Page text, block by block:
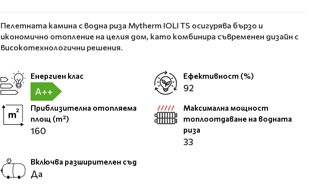
Пелетната камина с водна риза Mytherm IOLI TS осигурява бързо и
икономично отопление на целия дом, като комбинира съвременен дизайн с
високотехнологични решения.
Енергиен клас
A++
Ефективност (%)
92
Приблизителна отопляема
площ (m²)
160
Максимална мощност
топлоотдаване на водната
риза
33
Включва разширителен съд
Да